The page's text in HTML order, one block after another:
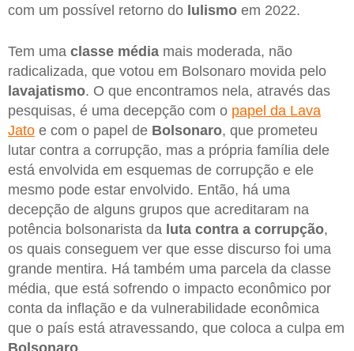
com um possível retorno do lulismo em 2022.
Tem uma classe média mais moderada, não
radicalizada, que votou em Bolsonaro movida pelo
lavajatismo. O que encontramos nela, através das
pesquisas, é uma decepção com o papel da Lava
Jato e com o papel de Bolsonaro, que prometeu
lutar contra a corrupção, mas a própria família dele
está envolvida em esquemas de corrupção e ele
mesmo pode estar envolvido. Então, há uma
decepção de alguns grupos que acreditaram na
potência bolsonarista da luta contra a corrupção,
os quais conseguem ver que esse discurso foi uma
grande mentira. Há também uma parcela da classe
média, que está sofrendo o impacto econômico por
conta da inflação e da vulnerabilidade econômica
que o país está atravessando, que coloca a culpa em